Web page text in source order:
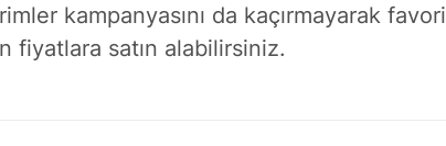
kampanyasını da kaçırmayarak favori
fiyatlara satın alabilirsiniz.